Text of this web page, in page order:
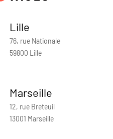
Lille
76, rue Nationale
59800 Lille
Marseille
12, rue Breteuil
13001 Marseille